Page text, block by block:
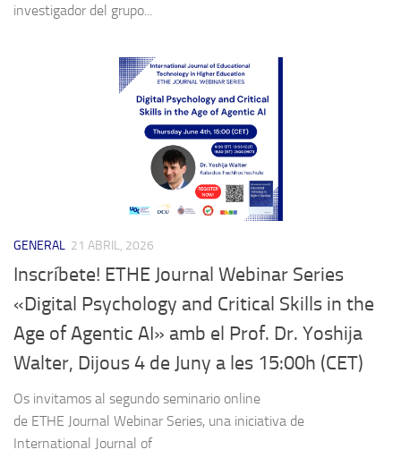
investigador del grupo...
GENERAL 21 ABRIL, 2026
Inscríbete! ETHE Journal Webinar Series
«Digital Psychology and Critical Skills in the
Age of Agentic AI» amb el Prof. Dr. Yoshija
Walter, Dijous 4 de Juny a les 15:00h (CET)
Os invitamos al segundo seminario online
de ETHE Journal Webinar Series, una iniciativa de
International Journal of